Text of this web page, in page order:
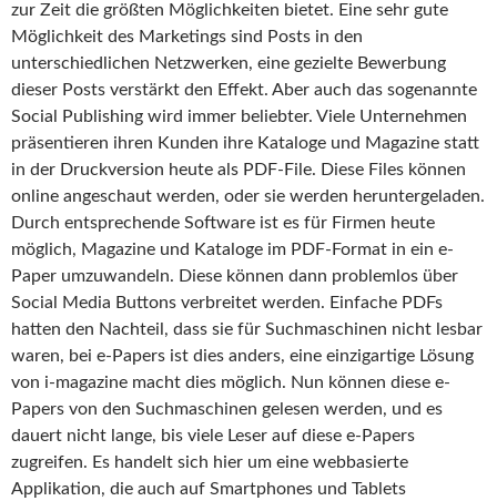
zur Zeit die größten Möglichkeiten bietet. Eine sehr gute
Möglichkeit des Marketings sind Posts in den
unterschiedlichen Netzwerken, eine gezielte Bewerbung
dieser Posts verstärkt den Effekt. Aber auch das sogenannte
Social Publishing wird immer beliebter. Viele Unternehmen
präsentieren ihren Kunden ihre Kataloge und Magazine statt
in der Druckversion heute als PDF-File. Diese Files können
online angeschaut werden, oder sie werden heruntergeladen.
Durch entsprechende Software ist es für Firmen heute
möglich, Magazine und Kataloge im PDF-Format in ein e-
Paper umzuwandeln. Diese können dann problemlos über
Social Media Buttons verbreitet werden. Einfache PDFs
hatten den Nachteil, dass sie für Suchmaschinen nicht lesbar
waren, bei e-Papers ist dies anders, eine einzigartige Lösung
von i-magazine macht dies möglich. Nun können diese e-
Papers von den Suchmaschinen gelesen werden, und es
dauert nicht lange, bis viele Leser auf diese e-Papers
zugreifen. Es handelt sich hier um eine webbasierte
Applikation, die auch auf Smartphones und Tablets